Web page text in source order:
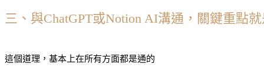
三、與ChatGPT或Notion AI溝通，關鍵重點
這個道理，基本上在所有方面都是通的